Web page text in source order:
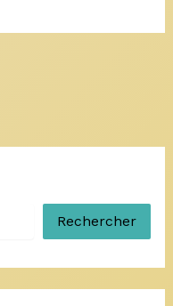
Rechercher